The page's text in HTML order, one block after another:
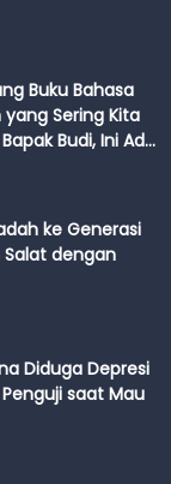
Buku Bahasa
Sering Kita
Budi, Ini Adik
ke Generasi
Salat dengan
Diduga Depresi
saat Mau